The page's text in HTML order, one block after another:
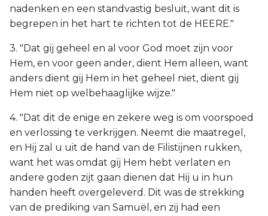
nadenken en een standvastig besluit, want dit is
begrepen in het hart te richten tot de HEERE."
3. "Dat gij geheel en al voor God moet zijn voor
Hem, en voor geen ander, dient Hem alleen, want
anders dient gij Hem in het geheel niet, dient gij
Hem niet op welbehaaglijke wijze."
4. "Dat dit de enige en zekere weg is om voorspoed
en verlossing te verkrijgen. Neemt die maatregel,
en Hij zal u uit de hand van de Filistijnen rukken,
want het was omdat gij Hem hebt verlaten en
andere goden zijt gaan dienen dat Hij u in hun
handen heeft overgeleverd. Dit was de strekking
van de prediking van Samuël, en zij had een